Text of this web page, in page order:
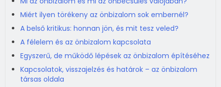
Miért ilyen törékeny az önbizalom sok embernél?
A belső kritikus: honnan jön, és mit tesz veled?
A félelem és az önbizalom kapcsolata
Egyszerű, de működő lépések az önbizalom építéséhez
Kapcsolatok, visszajelzés és határok – az önbizalom
társas oldala